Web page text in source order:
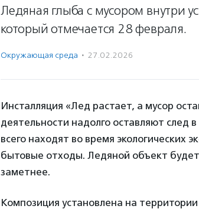
Ледяная глыба с мусором внутри
который отмечается 28 февраля.
Окружающая среда · 27.02.2026
Инсталляция «Лед растает, а мусор
деятельности надолго оставляют
всего находят во время экологических
бытовые отходы. Ледяной объект
заметнее.
Композиция установлена на